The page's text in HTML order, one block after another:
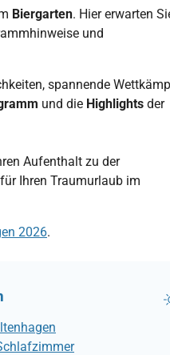
Biergarten. Hier erwarten
und
spannende
und die Highlights der
Aufenthalt zu der
Ihren Traumurlaub im
2026.